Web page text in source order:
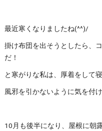
最近寒くなりましたね(^^)/
掛け布団を出そうとしたら、
だ！
と寒がりな私は、厚着をして
風邪を引かないように気を付
10月も後半になり、屋根に朝